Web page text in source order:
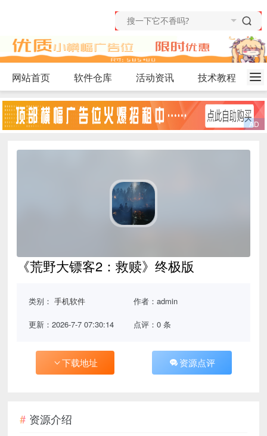
网站首页 软件仓库 活动资讯 技术教程
《荒野大镖客2：救赎》终极版
类别：手机软件 作者：admin
更新：2026-7-7 07:30:14 点评：0 条
下载地址 资源点评
资源介绍